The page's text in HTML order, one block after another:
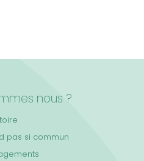
nous ?
pas si commun